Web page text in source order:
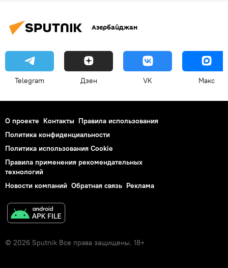
Азербайджан
Telegram Дзен VK Макс
О проекте Контакты Правила использования
Политика конфиденциальности
Политика использования Cookie
Правила применения рекомендательных
технологий
Новости компаний Обратная связь Реклама
© 2026 Sputnik Все права защищены. 18+